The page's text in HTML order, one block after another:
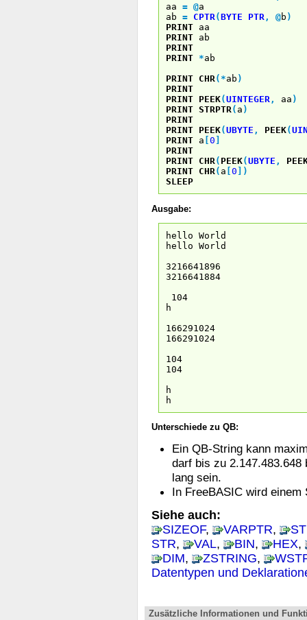
aa = @
ab = CPTR(BYTE PTR, @b )
PRINT
PRINT ab
PRINT
PRINT *
PRINT CHR( *ab )
PRINT
PRINT PEEK(UINTEGER, aa )
PRINT STRPTR( a )
PRINT
PRINT PEEK(UBYTE , PEEK(
PRINT a 0
PRINT
PRINT CHR( PEEK(UBYTE ,
PRINT CHR( a 0
)
SLEEP
Ausgabe:
hello World
hello World
3216641896
3216641884
104
h
166291024
166291024
104
104
h
h
Unterschiede zu QB:
Ein QB-String kann
darf bis zu 2.147.483.648
lang sein.
In FreeBASIC wird
Siehe auch:
SIZEOF, VARPTR,
STR, VAL, BIN, HEX,
DIM, ZSTRING,
Datentypen und
Zusätzliche Informationen und